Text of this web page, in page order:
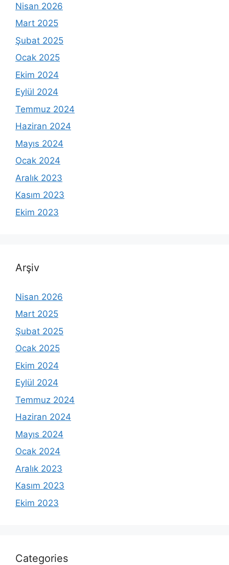
Nisan 2026
Mart 2025
Şubat 2025
Ocak 2025
Ekim 2024
Eylül 2024
Temmuz 2024
Haziran 2024
Mayıs 2024
Ocak 2024
Aralık 2023
Kasım 2023
Ekim 2023
Arşiv
Nisan 2026
Mart 2025
Şubat 2025
Ocak 2025
Ekim 2024
Eylül 2024
Temmuz 2024
Haziran 2024
Mayıs 2024
Ocak 2024
Aralık 2023
Kasım 2023
Ekim 2023
Categories